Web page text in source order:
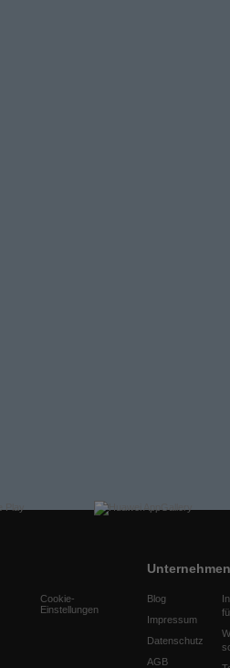
Cookie-
Einstellungen
Unternehmen
Blog
Impressum
Datenschutz
AGB